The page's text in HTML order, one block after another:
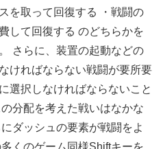
を取って回復する ・戦闘の
して回復する のどちらかを
さらに、装置の起動などの
ければならない戦闘が要所要
選択しなければならないこと
分配を考えた戦いはなかな
ダッシュの要素が戦闘をよ